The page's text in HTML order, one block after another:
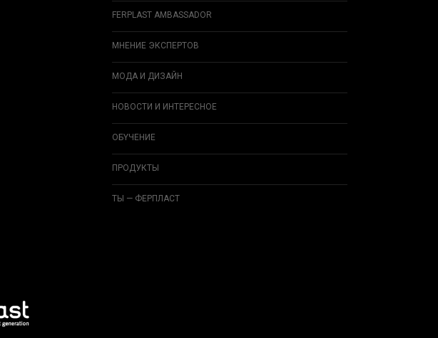
FERPLAST AMBASSADOR
МНЕНИЕ ЭКСПЕРТОВ
МОДА И ДИЗAЙН
НОВОСТИ И ИНТЕРЕСНОЕ
ОБYЧEНИЕ
ПРОДУКТЫ
ТЫ — ФЕРПЛАСТ